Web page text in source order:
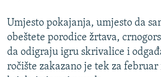
Umjesto pokajanja, umjesto da
obeštete porodice žrtava,
da odigraju igru skrivalice i
ročište zakazano je tek za februar